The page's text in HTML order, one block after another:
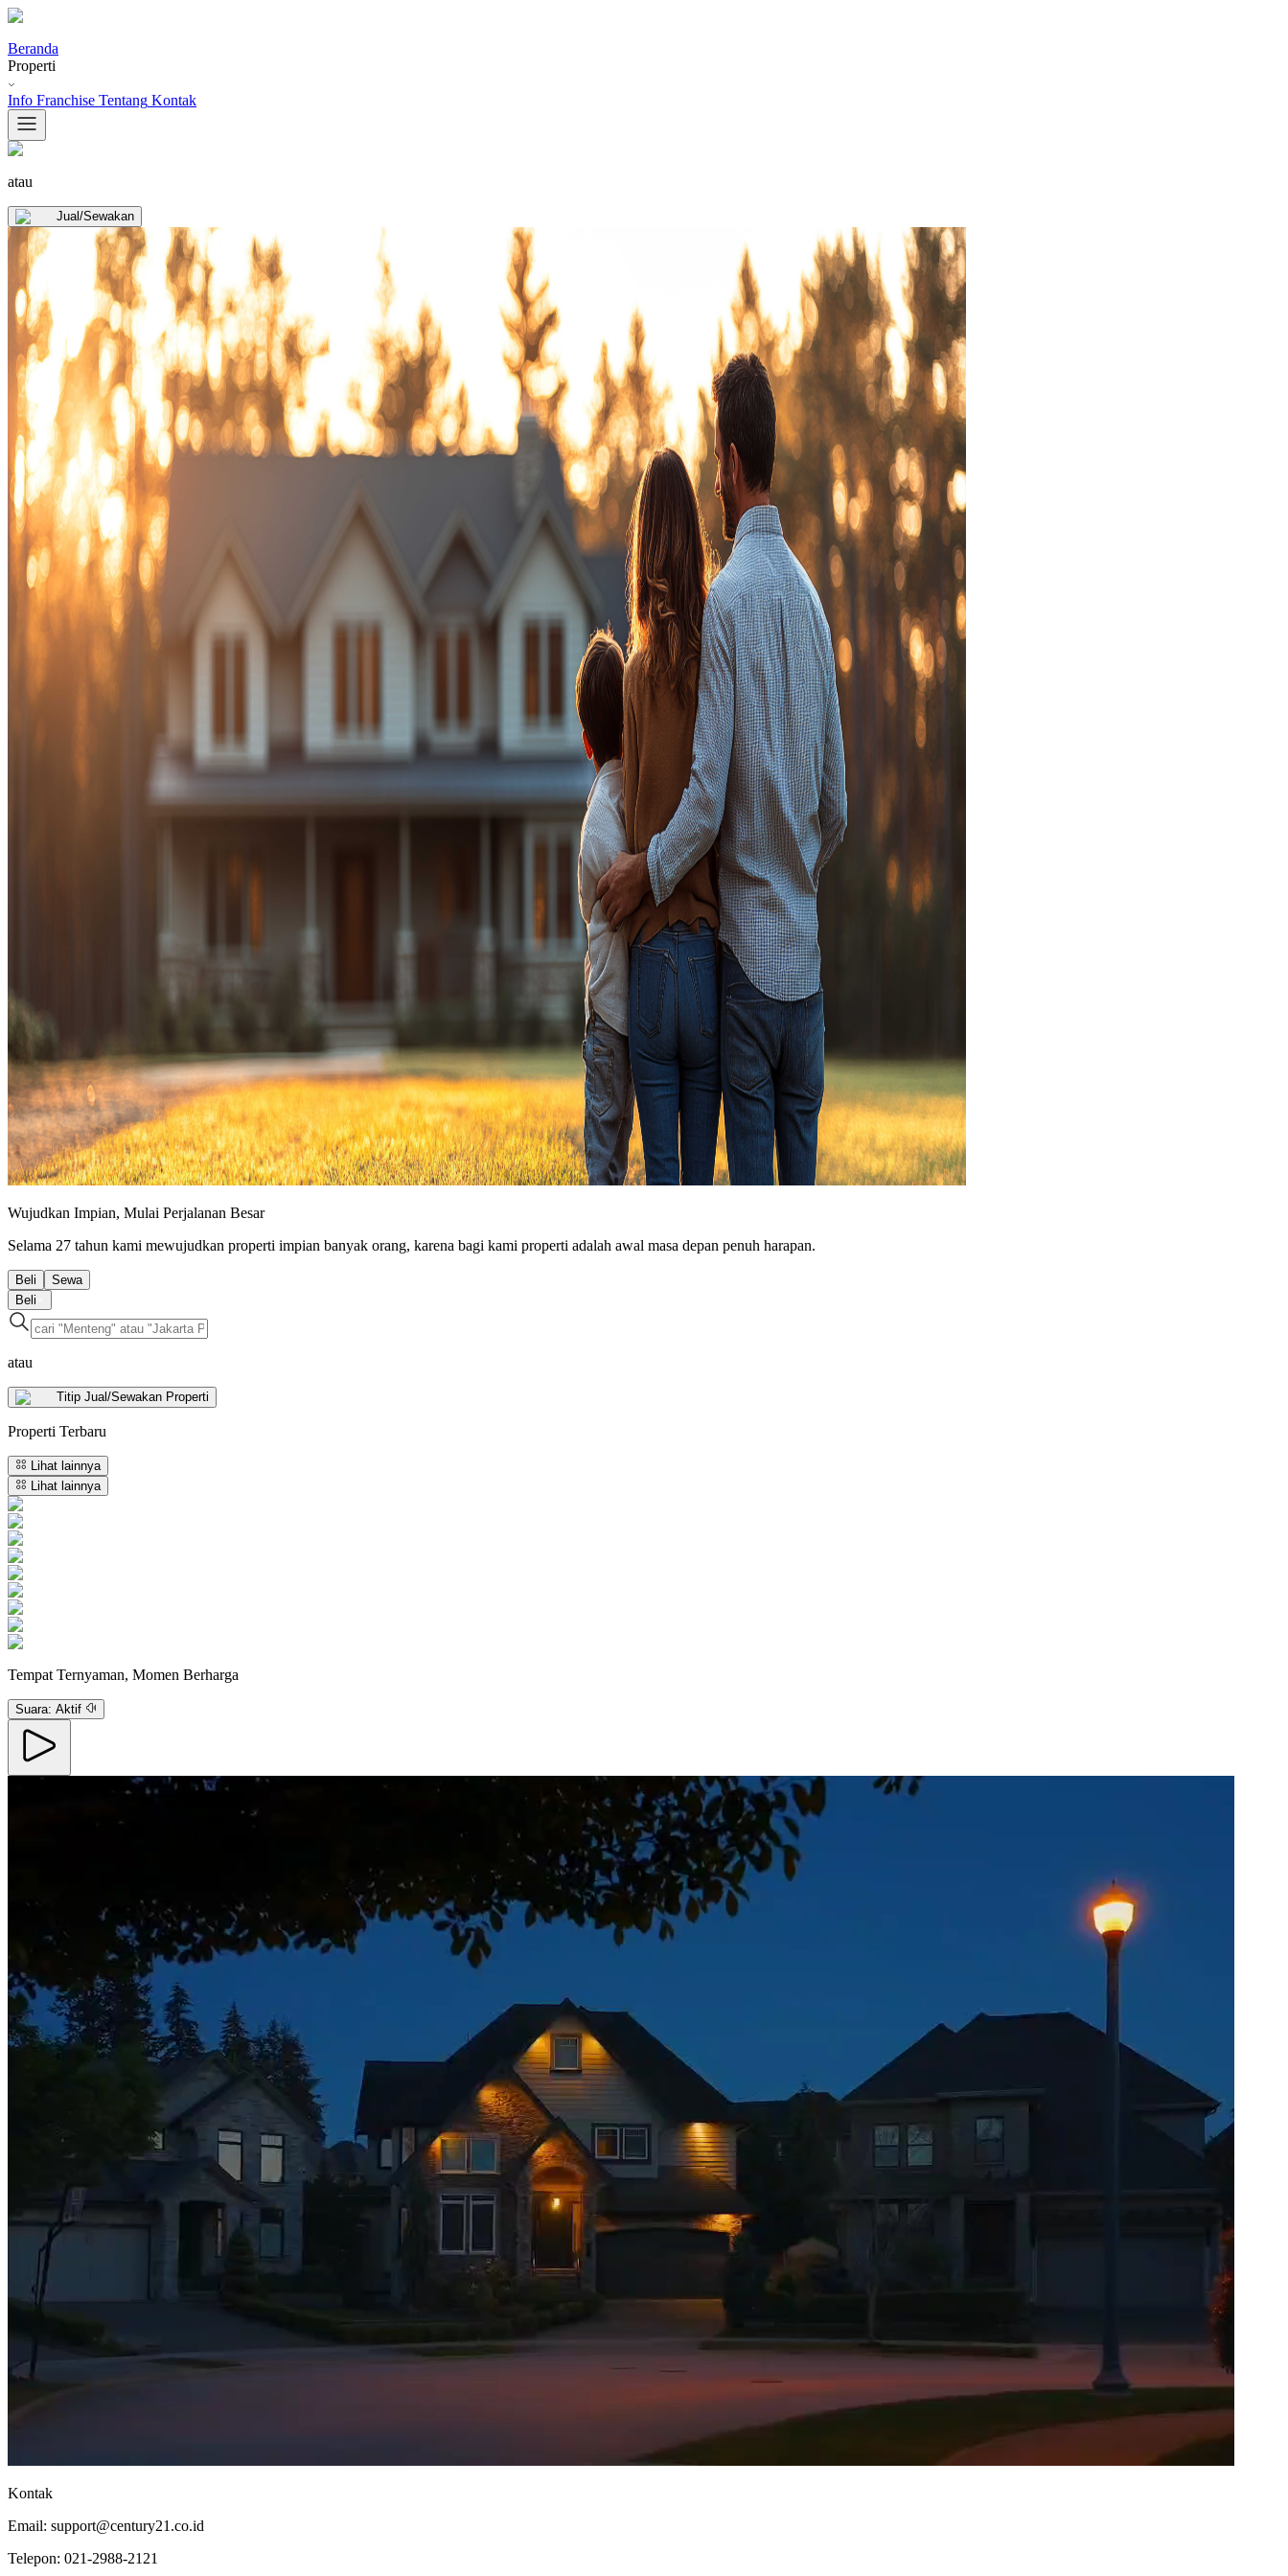
Beranda
Properti
Info Franchise Tentang Kontak
atau
Jual/Sewakan
Wujudkan Impian, Mulai Perjalanan Besar
Selama 27 tahun kami mewujudkan properti impian banyak orang, karena bagi kami properti adalah awal masa depan penuh harapan.
Beli
Sewa
Beli
atau
Titip Jual/Sewakan Properti
Properti Terbaru
Lihat lainnya
Lihat lainnya
Tempat Ternyaman, Momen Berharga
Suara: Aktif
Kontak
Email: support@century21.co.id
Telepon: 021-2988-2121